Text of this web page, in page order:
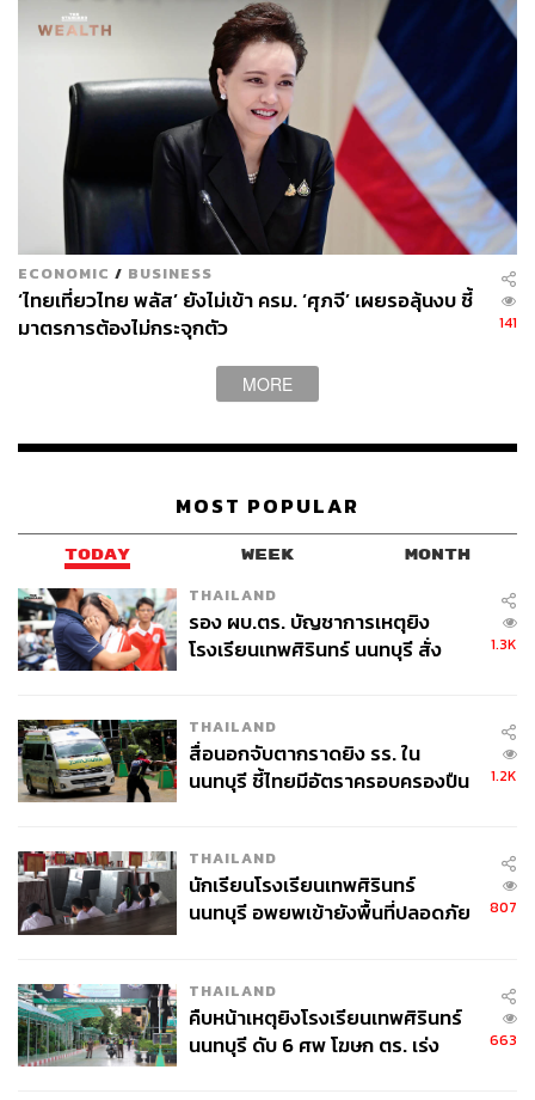
รายละเอียดของการเปลี่ยนแปลงคือพนักงานในกลุ่ม Center
จะได้รับวันลาเพื่อครอบครัวแบบรับเงินสูงสุด 8 สัปดาห์ และ
วันลา 18-25 วันตามอายุงานและตำแหน่ง รวมถึงจะหยุด
สะสมเงินบำนาญหลังวันที่ 31 ธันวาคม
นอกจากนี้พนักงานในส่วน Enterprise Solutions ที่อยู่ในกลุ่ม
Center จะถูกลดวันลาเพื่อครอบครัวลงครึ่งหนึ่งจาก 16
สัปดาห์เหลือ 8 สัปดาห์ และยกเลิกเงินช่วยเหลือสำหรับการ
รับบุตรบุญธรรมและการทำเด็กหลอดแก้ว 5 หมื่นดอลลาร์
สหรัฐ (ประมาณ 1.63 ล้านบาท)
ภาพสะท้อนตลาดแรงงานที่เปลี่ยนไป
ผู้นำระดับโลกของ Mercer Transformation Services ระบุว่า
มีลูกค้าหลายรายกำลังพิจารณาลดต้นทุน เนื่องจากเศรษฐกิจ
โลกมีความไม่แน่นอน โดยกำลังพิจารณาต้นทุนแรงงานใน
แต่ละด้านอย่างละเอียด และ “สวัสดิการที่พนักงานไม่ได้ใช้
เต็มที่ มักเป็นเป้าหมายแรกที่ถูกตัด”
ปีเตอร์ คาเปลลี ศาสตราจารย์ด้านการจัดการและผู้อำนวย
มองว่าบริษัทต่างๆ “เข้มงวดมากขึ้นในทุกด้าน” ทั้งการปลด
พนักงานและการเพิ่มภาระงาน “การลดและบีบรัดไม่ได้เกิด
ขึ้นเพราะธุรกิจกำลังมีปัญหา แต่ดูเหมือนว่าเมื่อตลาด
ทั้งนี้รายได้ของ Deloitte ในสหรัฐฯ ปีล่าสุด (สิ้นสุด 31
พฤษภาคม 2025) อยู่ที่ 35,700 ล้านดอลลาร์สหรัฐ (ประมาณ
1.16 ล้านล้านบาท) เพิ่มขึ้น 8% จากปีก่อนหน้า แต่บริษัทก็
ปรึกษา จากการเปลี่ยนแปลงที่เกิดจาก AI ขณะที่ธุรกิจที่
เกี่ยวข้องกับภาครัฐได้รับผลกระทบจากนโยบาย DOGE ของ
รัฐบาลทรัมป์ที่เข้มงวดเรื่องสัญญาจ้างที่ปรึกษา
ECONOMIC / BUSINESS
‘ไทยเที่ยวไทย พลัส’ ยังไม่เข้า ครม. ‘ศุภจี’ เผยรอลุ้นงบ ชี้
มาตรการต้องไม่กระจุกตัว
141
MORE
MOST POPULAR
TODAY WEEK MONTH
THAILAND
รอง ผบ.ตร. บัญชาการเหตุยิง
โรงเรียนเทพศิรินทร์ นนทบุรี สั่ง
1.3K
THAILAND
สื่อนอกจับตากราดยิง รร. ใน
นนทบุรี ชี้ไทยมีอัตราครอบครองปืน
1.2K
THAILAND
นักเรียนโรงเรียนเทพศิรินทร์
นนทบุรี อพยพเข้ายังพื้นที่ปลอดภัย
807
THAILAND
คืบหน้าเหตุยิงโรงเรียนเทพศิรินทร์
นนทบุรี ดับ 6 ศพ โฆษก ตร. เร่ง
663